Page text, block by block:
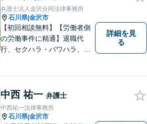
弁護士法人金沢合同法律事務所
石川県|金沢市
【初回相談無料】【労働者側
の労働事件に精通】退職代
行、セクハラ・パワハラ、労
ルも対応可能【メール相談／
ビデオ面談可】【土曜日も対
応】
詳細を見
る
中西 祐一 弁護士
中西祐一法律事務所
石川県|金沢市